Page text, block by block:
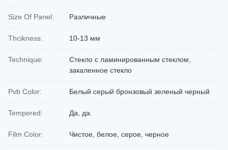
Size Of Panel: Различные
Thcikness: 10-13 мм
Technique:
Стекло с ламинированным стеклом,
закаленное стекло
Pvb Color: Белый серый бронзовый зеленый черный
Tempered: Да, да.
Film Color: Чистое, белое, серое, черное